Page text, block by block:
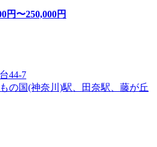
円〜250,000円
44-7
の国(神奈川)駅、田奈駅、藤が丘